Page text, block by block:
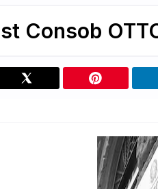
Consob